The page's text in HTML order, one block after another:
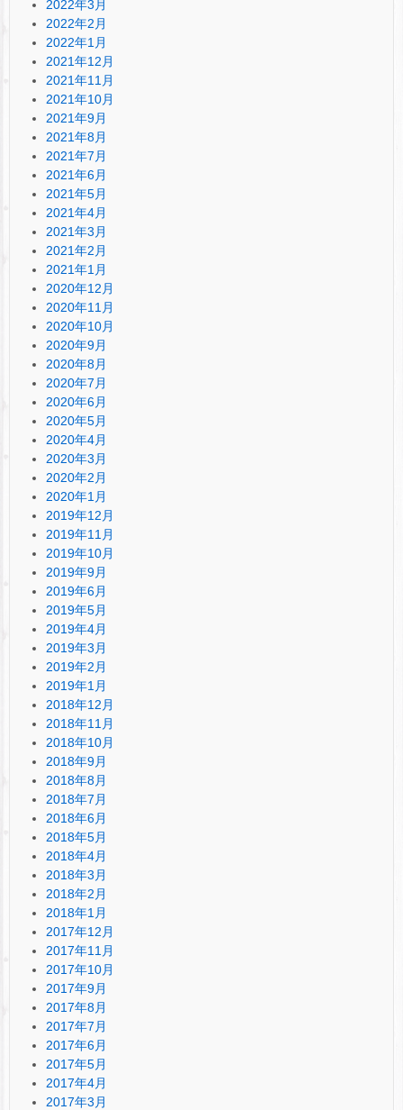
2022年3月
2022年2月
2022年1月
2021年12月
2021年11月
2021年10月
2021年9月
2021年8月
2021年7月
2021年6月
2021年5月
2021年4月
2021年3月
2021年2月
2021年1月
2020年12月
2020年11月
2020年10月
2020年9月
2020年8月
2020年7月
2020年6月
2020年5月
2020年4月
2020年3月
2020年2月
2020年1月
2019年12月
2019年11月
2019年10月
2019年9月
2019年6月
2019年5月
2019年4月
2019年3月
2019年2月
2019年1月
2018年12月
2018年11月
2018年10月
2018年9月
2018年8月
2018年7月
2018年6月
2018年5月
2018年4月
2018年3月
2018年2月
2018年1月
2017年12月
2017年11月
2017年10月
2017年9月
2017年8月
2017年7月
2017年6月
2017年5月
2017年4月
2017年3月